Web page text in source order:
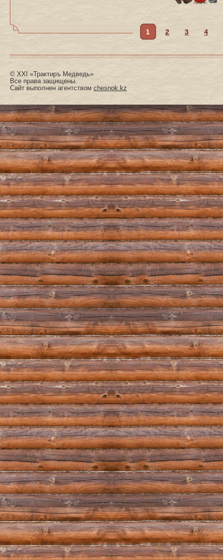
1 2 3 4
© XXI «Трактиръ Медведь»
Все права защищены.
Сайт выполнен агентством chesnok.kz